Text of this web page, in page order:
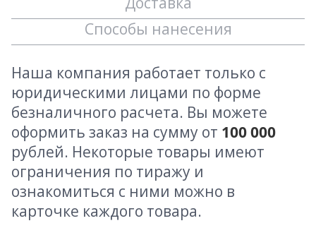
Способы нанесения
Наша компания работает только с
юридическими лицами по форме
безналичного расчета. Вы можете
оформить заказ на сумму от 100 000
рублей. Некоторые товары имеют
ограничения по тиражу и
ознакомиться с ними можно в
карточке каждого товара.